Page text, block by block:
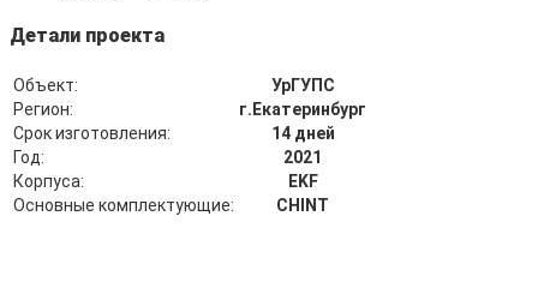
Детали проекта
Объект:
УрГУПС
Регион:
г.Екатеринбург
Срок изготовления:
14 дней
Год:
2021
Корпуса:
EKF
Основные комплектующие:
CHINT